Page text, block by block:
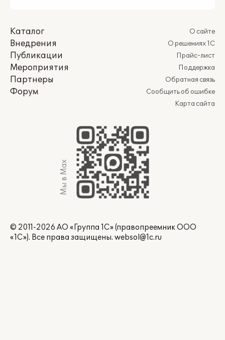
Каталог
Внедрения
Публикации
Мероприятия
Партнеры
Форум
О сайте
О решениях 1С
Прайс-лист
Поддержка
Обратная связь
Сообщить об ошибке
Карта сайта
Мы в Max
© 2011-2026 АО «Группа 1С» (правопреемник ООО
«1С»). Все права защищены. websol@1c.ru